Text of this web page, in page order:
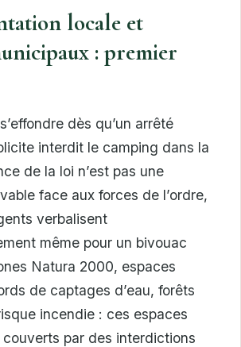
locale et
: premier
dès qu’un arrêté
interdit le camping dans la
de la loi n’est pas une
face aux forces de l’ordre,
verbalisent
même pour un bivouac
Natura 2000, espaces
de captages d’eau, forêts
incendie : ces espaces
par des interdictions